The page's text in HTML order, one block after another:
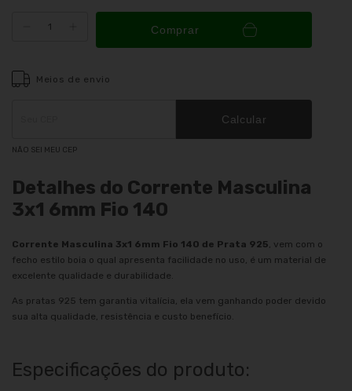
Comprar
Meios de envio
ALTERAR CEP
Calcular
NÃO SEI MEU CEP
Detalhes do Corrente Masculina
3x1 6mm Fio 140
Corrente Masculina 3x1 6mm Fio 140 de Prata 925, vem com o
fecho estilo boia o qual apresenta facilidade no uso, é um material de
excelente qualidade e durabilidade.
As pratas 925 tem garantia vitalícia, ela vem ganhando poder devido
sua alta qualidade, resistência e custo benefício.
Especificações do produto: